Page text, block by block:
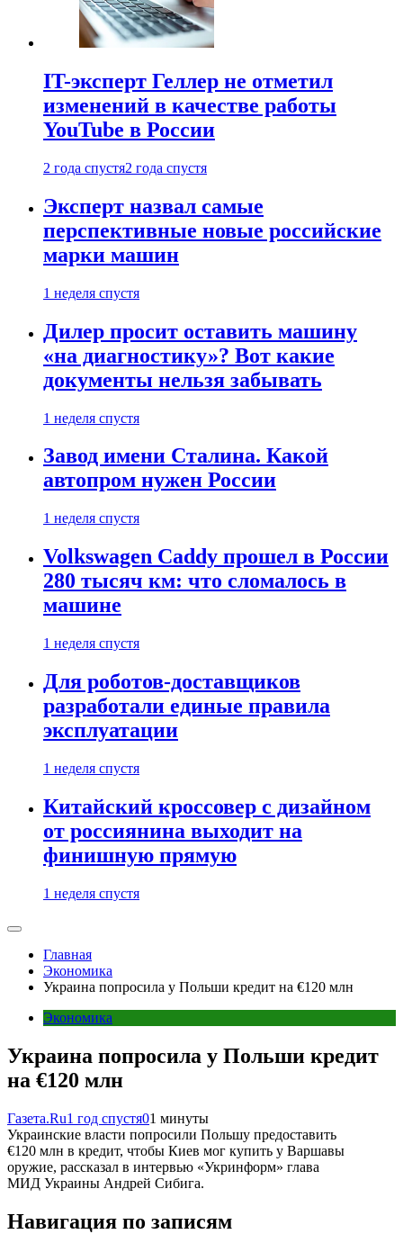
IT-эксперт Геллер не отметил
изменений в качестве работы
YouTube в России
2 года спустя2 года спустя
Эксперт назвал самые
перспективные новые российские
марки машин
1 неделя спустя
Дилер просит оставить машину
«на диагностику»? Вот какие
документы нельзя забывать
1 неделя спустя
Завод имени Сталина. Какой
автопром нужен России
1 неделя спустя
Volkswagen Caddy прошел в России
280 тысяч км: что сломалось в
машине
1 неделя спустя
Для роботов-доставщиков
разработали единые правила
эксплуатации
1 неделя спустя
Китайский кроссовер с дизайном
от россиянина выходит на
финишную прямую
1 неделя спустя
Главная
Экономика
Украина попросила у Польши кредит на €120 млн
Экономика
Украина попросила у Польши кредит
на €120 млн
Газета.Ru1 год спустя01 минуты
Украинские власти попросили Польшу предоставить
€120 млн в кредит, чтобы Киев мог купить у Варшавы
оружие, рассказал в интервью «Укринформ» глава
МИД Украины Андрей Сибига.
Навигация по записям